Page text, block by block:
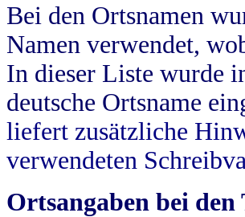
Bei den Ortsnamen
Namen verwendet,
In dieser Liste wurde
deutsche Ortsname
liefert zusätzliche
verwendeten
Ortsangaben bei den